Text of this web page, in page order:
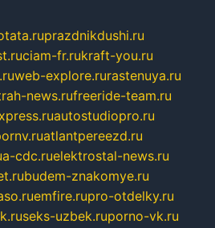
prazdnikdushi.ru
ciam-fr.rukraft-you.ru
web-explore.rurastenuya.ru
news.rufreeride-team.ru
autostudiopro.ru
atlantpereezd.ru
a-cdc.ruelektrostal-news.ru
budem-znakomye.ru
emfire.rupro-otdelky.ru
seks-uzbek.ruporno-vk.ru